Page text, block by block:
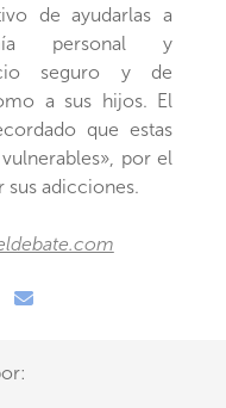
de ayudarlas a
personal y
seguro y de
a sus hijos. El
que estas
por el
sus adicciones.